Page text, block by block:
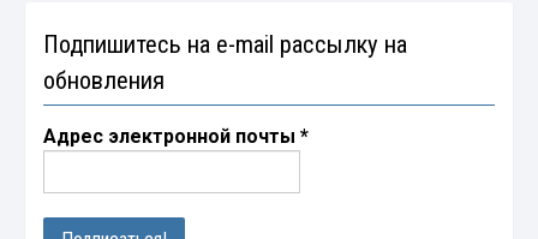
Подпишитесь на e-mail рассылку на
обновления
Адрес электронной почты*